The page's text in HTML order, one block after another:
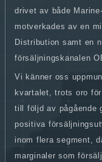
drivet av både Marine-
motverkades av en
Distribution samt en
försäljningskanalen
Vi känner oss
kvartalet, trots oro
till följd av pågående
positiva
inom flera segment,
marginaler som